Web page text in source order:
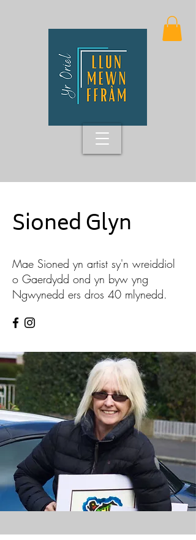
Sioned Glyn
Mae Sioned yn artist sy'n wreiddiol
o Gaerdydd ond yn byw yng
Ngwynedd ers dros 40 mlynedd.